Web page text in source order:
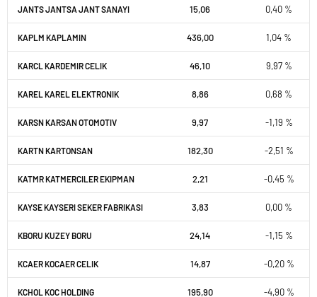
JANTS JANTSA JANT SANAYI 15,06 0,40 %
KAPLM KAPLAMIN 436,00 1,04 %
KARCL KARDEMIR CELIK 46,10 9,97 %
KAREL KAREL ELEKTRONIK 8,86 0,68 %
KARSN KARSAN OTOMOTIV 9,97 -1,19 %
KARTN KARTONSAN 182,30 -2,51 %
KATMR KATMERCILER EKIPMAN 2,21 -0,45 %
KAYSE KAYSERI SEKER FABRIKASI 3,83 0,00 %
KBORU KUZEY BORU 24,14 -1,15 %
KCAER KOCAER CELIK 14,87 -0,20 %
KCHOL KOC HOLDING 195,90 -4,90 %